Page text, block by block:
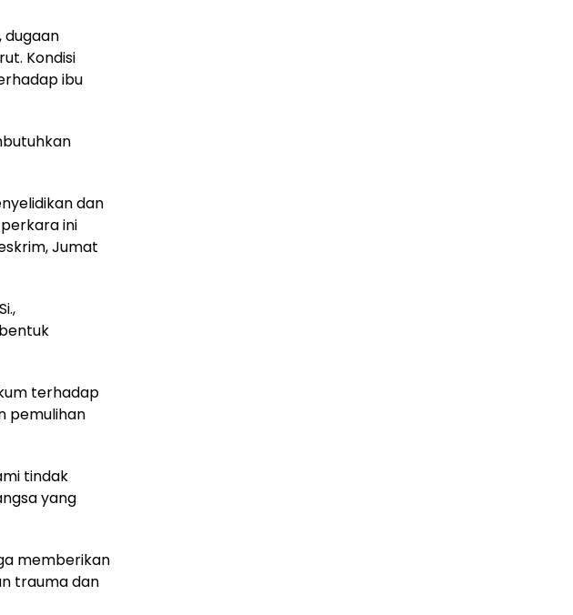
dugaan
Kondisi
ibu
dan
ini
Jumat
terhadap
pemulihan
tindak
yang
memberikan
trauma dan